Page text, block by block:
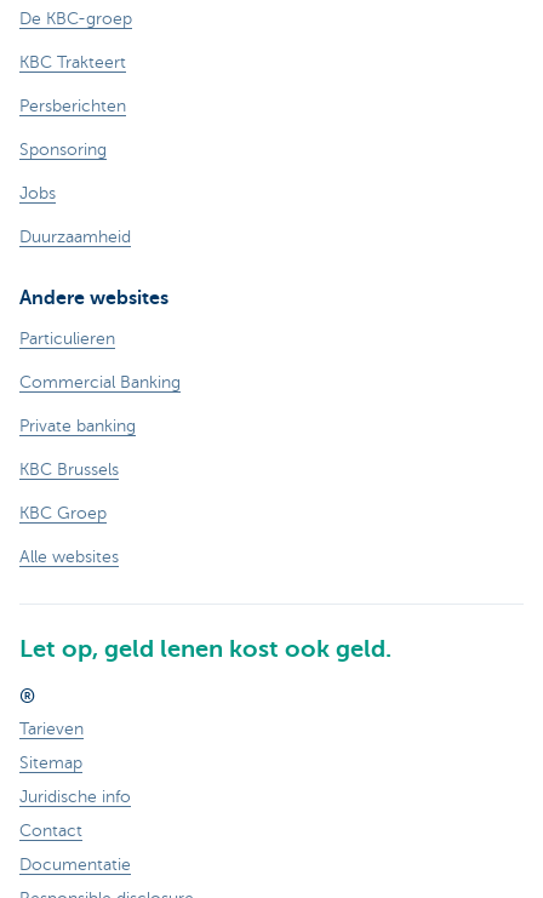
De KBC-groep
KBC Trakteert
Persberichten
Sponsoring
Jobs
Duurzaamheid
Andere websites
Particulieren
Commercial Banking
Private banking
KBC Brussels
KBC Groep
Alle websites
Let op, geld lenen kost ook geld.
®
Tarieven
Sitemap
Juridische info
Contact
Documentatie